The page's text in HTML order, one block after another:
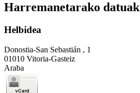
Harremanetarako datuak
Helbidea
Donostia-San Sebastián , 1
01010 Vitoria-Gasteiz
Araba